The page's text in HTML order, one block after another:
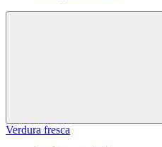
Verdura fresca